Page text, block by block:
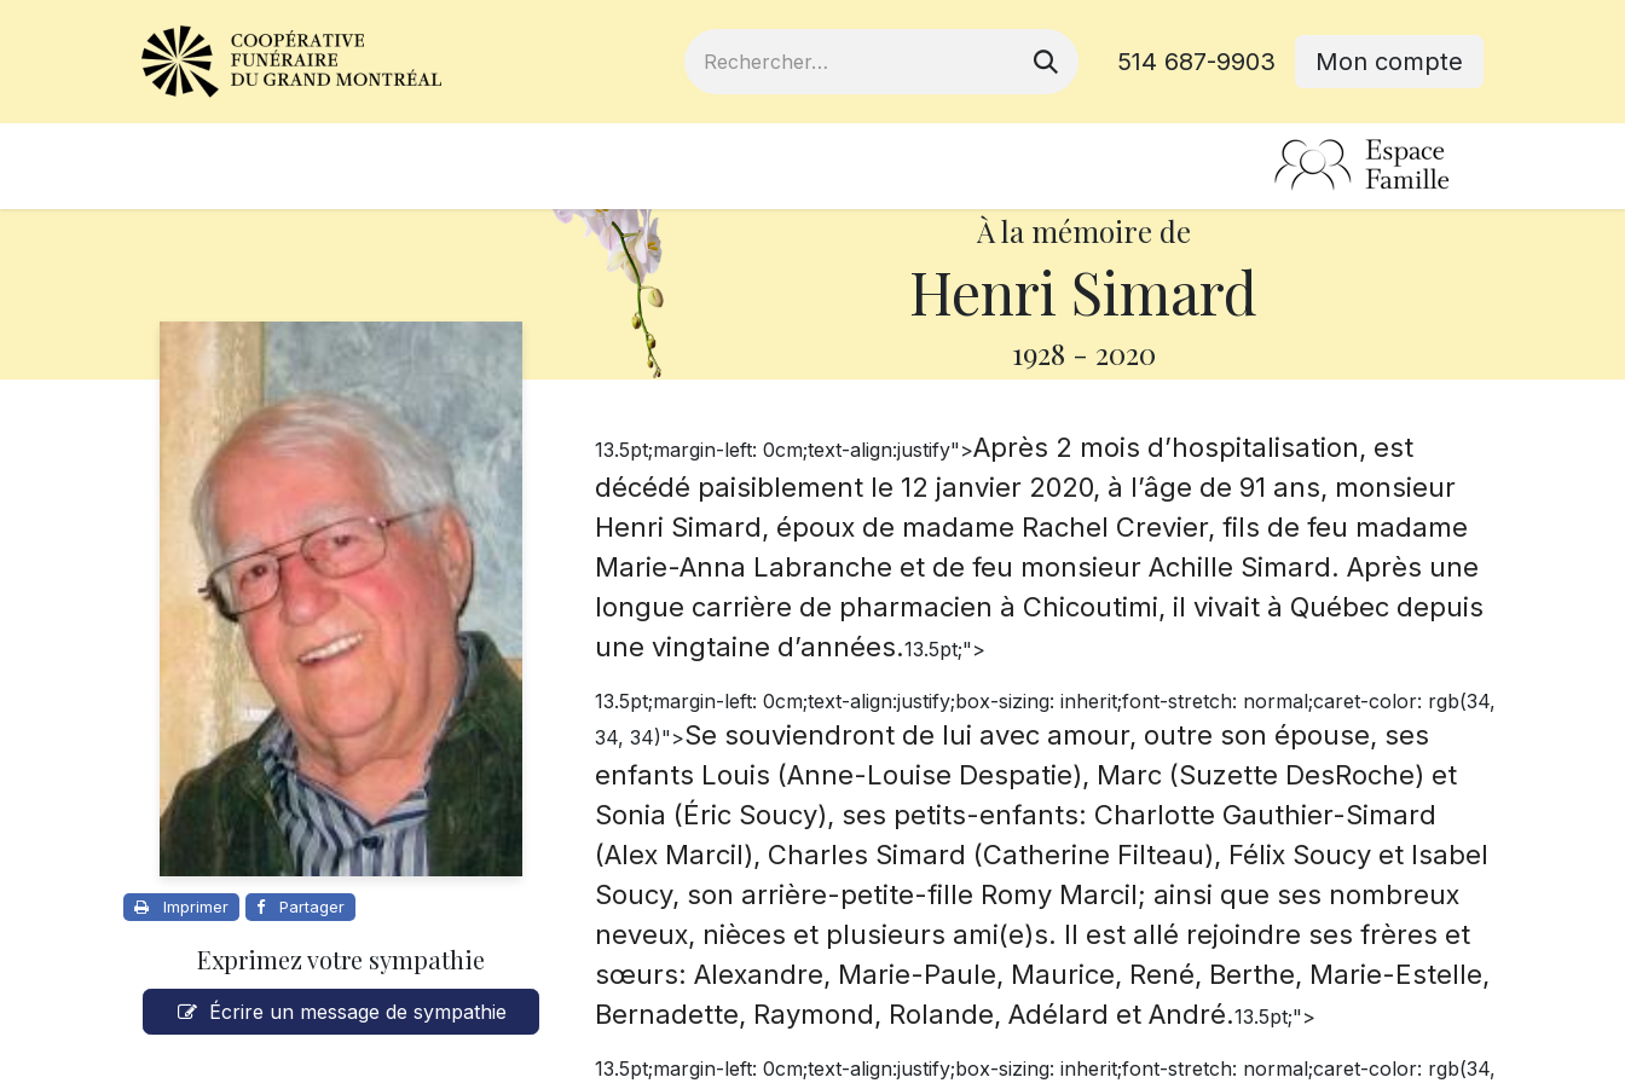
514 687-9903 Mon compte
À la mémoire de
Henri Simard
1928 - 2020
Imprimer Partager
Exprimez votre sympathie
Écrire un message de sympathie
13.5pt;margin-left: 0cm;text-align:justify">Après 2 mois d’hospitalisation, est
décédé paisiblement le 12 janvier 2020, à l’âge de 91 ans, monsieur
Henri Simard, époux de madame Rachel Crevier, fils de feu madame
Marie-Anna Labranche et de feu monsieur Achille Simard. Après une
longue carrière de pharmacien à Chicoutimi, il vivait à Québec depuis
une vingtaine d’années.13.5pt;">
13.5pt;margin-left: 0cm;text-align:justify;box-sizing: inherit;font-stretch: normal;caret-color: rgb(34,
34, 34)">Se souviendront de lui avec amour, outre son épouse, ses
enfants Louis (Anne-Louise Despatie), Marc (Suzette DesRoche) et
Sonia (Éric Soucy), ses petits-enfants: Charlotte Gauthier-Simard
(Alex Marcil), Charles Simard (Catherine Filteau), Félix Soucy et Isabel
Soucy, son arrière-petite-fille Romy Marcil; ainsi que ses nombreux
neveux, nièces et plusieurs ami(e)s. Il est allé rejoindre ses frères et
sœurs: Alexandre, Marie-Paule, Maurice, René, Berthe, Marie-Estelle,
Bernadette, Raymond, Rolande, Adélard et André.13.5pt;">
13.5pt;margin-left: 0cm;text-align:justify;box-sizing: inherit;font-stretch: normal;caret-color: rgb(34,